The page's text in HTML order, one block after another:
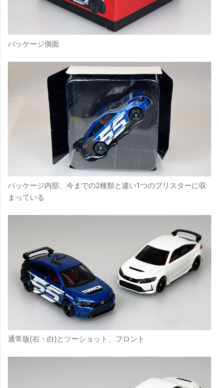
パッケージ側面
パッケージ内部、今までの2種類と違い1つのブリスターに収
まっている
通常版(右・白)とツーショット、フロント